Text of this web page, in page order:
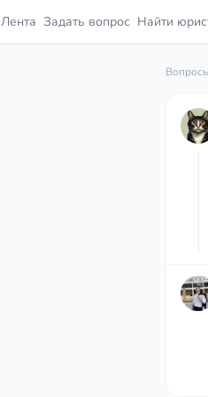
Лента Задать вопрос Найти